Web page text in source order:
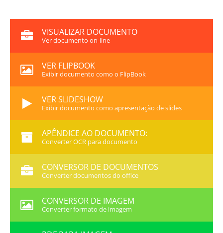
VISUALIZAR DOCUMENTO
Ver documento on-line
VER FLIPBOOK
Exibir documento como o FlipBook
VER SLIDESHOW
Exibir documento como apresentação de slides
APÊNDICE AO DOCUMENTO:
Converter OCR para documento
CONVERSOR DE DOCUMENTOS
Converter documentos do office
CONVERSOR DE IMAGEM
Converter formato de imagem